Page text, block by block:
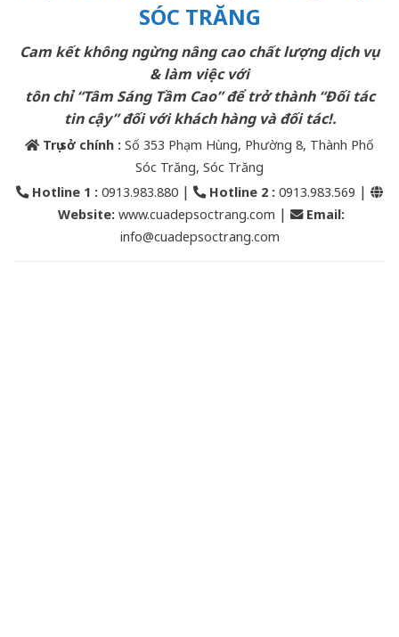
SÓC TRĂNG
Cam kết không ngừng nâng cao chất lượng dịch vụ
& làm việc với
tôn chỉ “Tâm Sáng Tầm Cao” để trở thành “Đối tác
tin cậy” đối với khách hàng và đối tác!.
Trụ sở chính : Số 353 Phạm Hùng, Phường 8, Thành Phố
Sóc Trăng, Sóc Trăng
Hotline 1 : 0913.983.880 | Hotline 2 : 0913.983.569 |
Website: www.cuadepsoctrang.com | Email:
info@cuadepsoctrang.com